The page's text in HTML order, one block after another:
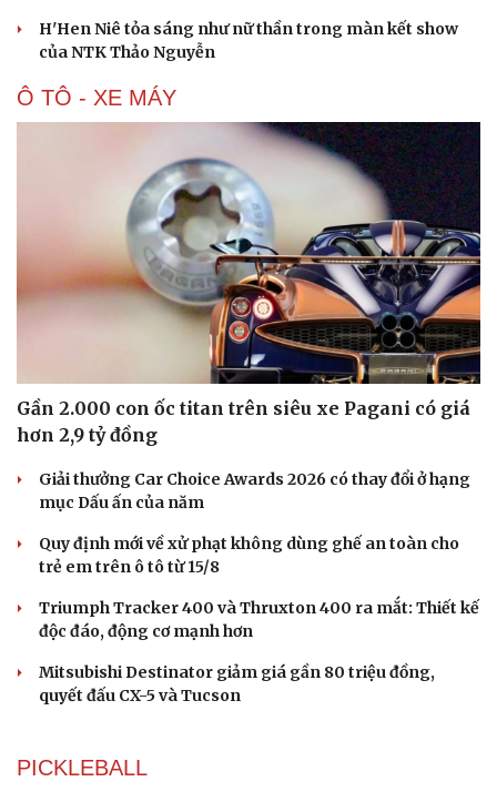
Podcast
Câu chuyện thời sự
Đọc truyện đêm khuya
Cửa sổ tình yêu
Kể chuyện cho bé
Hạt giống tâm hồn
H'Hen Niê tỏa sáng như nữ thần trong màn kết show
của NTK Thảo Nguyễn
Ô TÔ - XE MÁY
Gần 2.000 con ốc titan trên siêu xe Pagani có giá
hơn 2,9 tỷ đồng
Giải thưởng Car Choice Awards 2026 có thay đổi ở hạng
mục Dấu ấn của năm
Quy định mới về xử phạt không dùng ghế an toàn cho
trẻ em trên ô tô từ 15/8
Triumph Tracker 400 và Thruxton 400 ra mắt: Thiết kế
độc đáo, động cơ mạnh hơn
Mitsubishi Destinator giảm giá gần 80 triệu đồng,
quyết đấu CX-5 và Tucson
PICKLEBALL